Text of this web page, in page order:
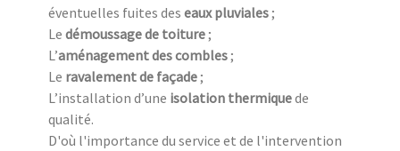
éventuelles fuites des eaux pluviales;
Le démoussage de toiture;
L’aménagement des combles;
Le ravalement de façade;
L’installation d’une isolation thermiquede
qualité.
D'où l'importance du service et de l'intervention